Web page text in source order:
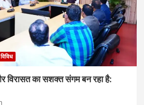
विविध
विरासत का सशक्त संगम बन रहा है: